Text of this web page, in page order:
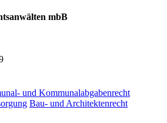
mbB
und Kommunalabgabenrecht
Bau- und Architektenrecht